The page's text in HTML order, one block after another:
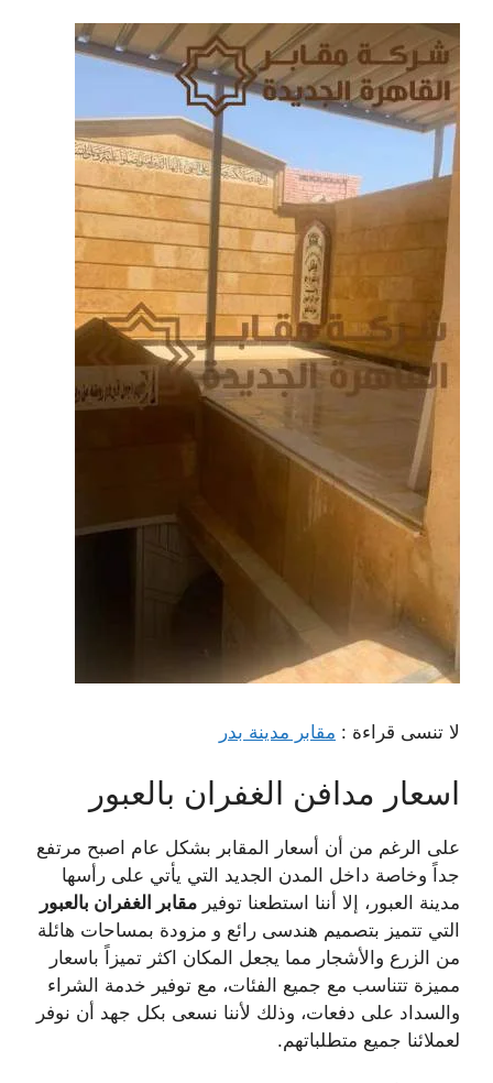
لا تنسى قراءة : مقابر مدينة بدر
اسعار مدافن الغفران بالعبور
على الرغم من أن أسعار المقابر بشكل عام اصبح مرتفع
جداً وخاصة داخل المدن الجديد التي يأتي على رأسها
مدينة العبور، إلا أننا استطعنا توفير مقابر الغفران بالعبور
التي تتميز بتصميم هندسى رائع و مزودة بمساحات هائلة
من الزرع والأشجار مما يجعل المكان اكثر تميزاً باسعار
مميزة تتناسب مع جميع الفئات، مع توفير خدمة الشراء
والسداد على دفعات، وذلك لأننا نسعى بكل جهد أن نوفر
لعملائنا جميع متطلباتهم.